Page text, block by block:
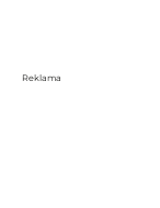
Reklama